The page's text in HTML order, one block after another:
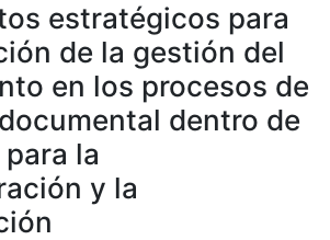
estratégicos para
de la gestión del
en los procesos de
dentro de
la
y la